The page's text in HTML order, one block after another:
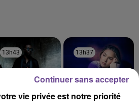
13h43
13h43 13h37
13h37
vie privée est notre priorité
Continuer sans accepter